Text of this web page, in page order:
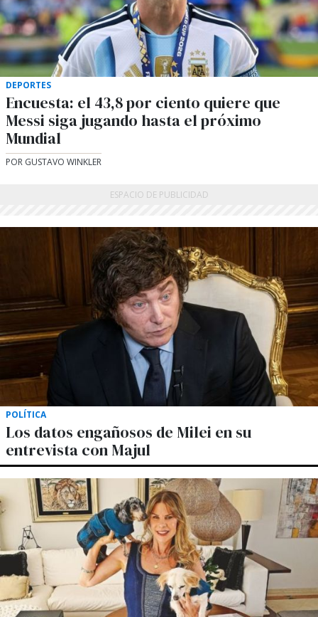
DEPORTES
Encuesta: el 43,8 por ciento quiere que
Messi siga jugando hasta el próximo
Mundial
POR GUSTAVO WINKLER
POLÍTICA
Los datos engañosos de Milei en su
entrevista con Majul